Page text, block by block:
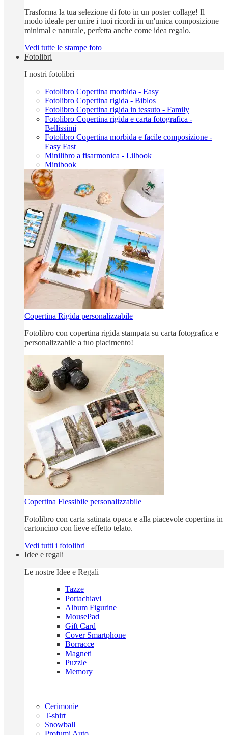
Trasforma la tua selezione di foto in un poster collage! Il
modo ideale per unire i tuoi ricordi in un'unica composizione
minimal e naturale, perfetta anche come idea regalo.
Vedi tutte le stampe foto
Fotolibri
I nostri fotolibri
Fotolibro Copertina morbida - Easy
Fotolibro Copertina rigida - Biblos
Fotolibro Copertina rigida in tessuto - Family
Fotolibro Copertina rigida e carta fotografica -
Bellissimi
Fotolibro Copertina morbida e facile composizione -
Easy Fast
Minilibro a fisarmonica - Lilbook
Minibook
Copertina Rigida personalizzabile
Fotolibro con copertina rigida stampata su carta fotografica e
personalizzabile a tuo piacimento!
Copertina Flessibile personalizzabile
Fotolibro con carta satinata opaca e alla piacevole copertina in
cartoncino con lieve effetto telato.
Vedi tutti i fotolibri
Idee e regali
Le nostre Idee e Regali
Tazze
Portachiavi
Album Figurine
MousePad
Gift Card
Cover Smartphone
Borracce
Magneti
Puzzle
Memory
Cerimonie
T-shirt
Snowball